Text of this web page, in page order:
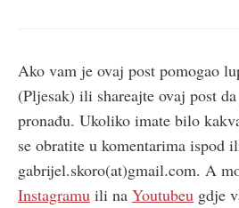
Ako vam je ovaj post pomogao
(Pljesak) ili shareajte ovaj post
pronađu. Ukoliko imate bilo
se obratite u komentarima ispod
gabrijel.skoro(at)gmail.com. A
Instagramu ili na Youtubeu gdje